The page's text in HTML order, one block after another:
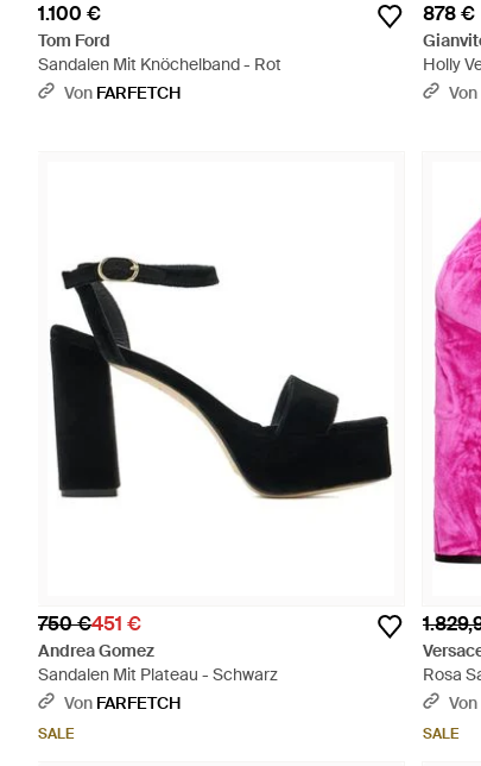
1.100 €
Tom Ford
Sandalen Mit Knöchelband - Rot
Von FARFETCH
878 €
Holly
Von
750 €451 €
Andrea Gomez
Sandalen Mit Plateau - Schwarz
Von FARFETCH
SALE
Rosa
Von
SALE